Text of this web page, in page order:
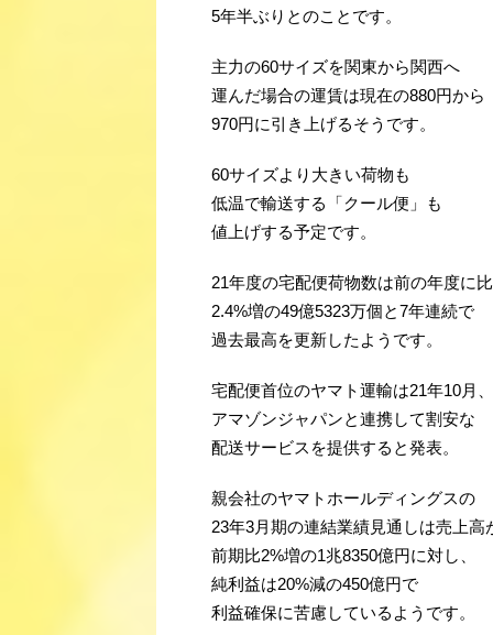
5年半ぶりとのことです。
主力の60サイズを関東から関西へ
運んだ場合の運賃は現在の880円から
970円に引き上げるそうです。
60サイズより大きい荷物も
低温で輸送する「クール便」も
値上げする予定です。
21年度の宅配便荷物数は前の年度に
2.4%増の49億5323万個と7年連続で
過去最高を更新したようです。
宅配便首位のヤマト運輸は21年10月、
アマゾンジャパンと連携して割安な
配送サービスを提供すると発表。
親会社のヤマトホールディングスの
23年3月期の連結業績見通しは売上高
前期比2%増の1兆8350億円に対し、
純利益は20%減の450億円で
利益確保に苦慮しているようです。